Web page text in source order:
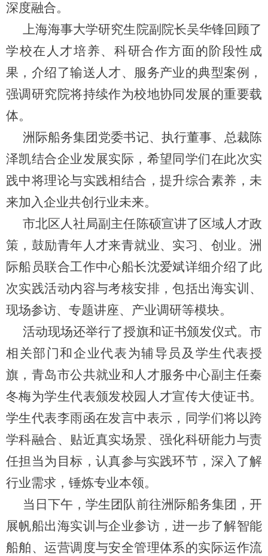
深度融合。
上海海事大学研究生院副院长吴华锋回顾了
学校在人才培养、科研合作方面的阶段性成
果，介绍了输送人才、服务产业的典型案例，
强调研究院将持续作为校地协同发展的重要载
体。
洲际船务集团党委书记、执行董事、总裁陈
泽凯结合企业发展实际，希望同学们在此次实
践中将理论与实践相结合，提升综合素养，未
来加入企业共创行业未来。
市北区人社局副主任陈硕宣讲了区域人才政
策，鼓励青年人才来青就业、实习、创业。洲
际船员联合工作中心船长沈爱斌详细介绍了此
次实践活动内容与考核安排，包括出海实训、
现场参访、专题讲座、产业调研等模块。
活动现场还举行了授旗和证书颁发仪式。市
相关部门和企业代表为辅导员及学生代表授
旗，青岛市公共就业和人才服务中心副主任秦
冬梅为学生代表颁发校园人才宣传大使证书。
学生代表李雨函在发言中表示，同学们将以跨
学科融合、贴近真实场景、强化科研能力与责
任担当为目标，认真参与实践环节，深入了解
行业需求，锤炼专业本领。
当日下午，学生团队前往洲际船务集团，开
展帆船出海实训与企业参访，进一步了解智能
船舶、运营调度与安全管理体系的实际运作流